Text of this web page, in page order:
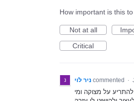
How important is this
Not at all
Critical
ניר לוי commented ·
על מצוקה ומי